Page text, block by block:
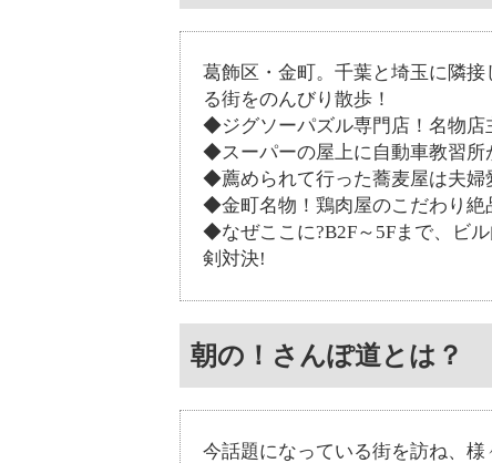
葛飾区・金町。千葉と埼玉に隣
る街をのんびり散歩！
◆ジグソーパズル専門店！名物店
◆スーパーの屋上に自動車教習所
◆薦められて行った蕎麦屋は夫婦
◆金町名物！鶏肉屋のこだわり絶
◆なぜここに?B2F～5Fまで、ビ
剣対決!
朝の！さんぽ道とは？
今話題になっている街を訪ね、様